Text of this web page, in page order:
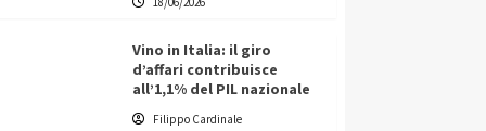
Vino in Italia: il giro
d’affari contribuisce
all’1,1% del PIL nazionale
Filippo Cardinale